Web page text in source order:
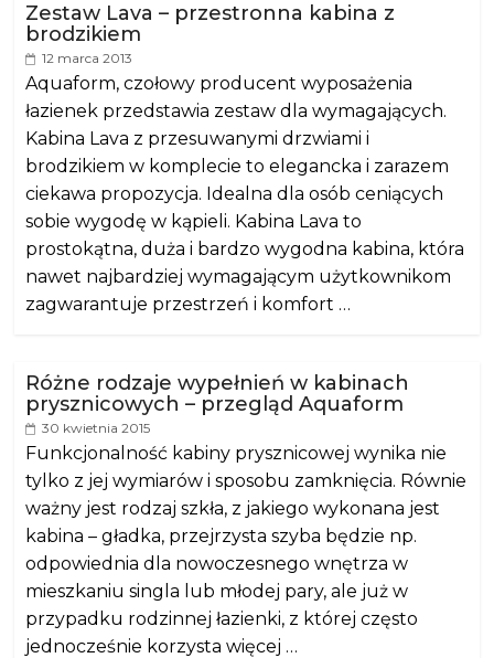
Zestaw Lava – przestronna kabina z
brodzikiem
12 marca 2013
Aquaform, czołowy producent wyposażenia
łazienek przedstawia zestaw dla wymagających.
Kabina Lava z przesuwanymi drzwiami i
brodzikiem w komplecie to elegancka i zarazem
ciekawa propozycja. Idealna dla osób ceniących
sobie wygodę w kąpieli. Kabina Lava to
prostokątna, duża i bardzo wygodna kabina, która
nawet najbardziej wymagającym użytkownikom
zagwarantuje przestrzeń i komfort …
Różne rodzaje wypełnień w kabinach
prysznicowych – przegląd Aquaform
30 kwietnia 2015
Funkcjonalność kabiny prysznicowej wynika nie
tylko z jej wymiarów i sposobu zamknięcia. Równie
ważny jest rodzaj szkła, z jakiego wykonana jest
kabina – gładka, przejrzysta szyba będzie np.
odpowiednia dla nowoczesnego wnętrza w
mieszkaniu singla lub młodej pary, ale już w
przypadku rodzinnej łazienki, z której często
jednocześnie korzysta więcej …